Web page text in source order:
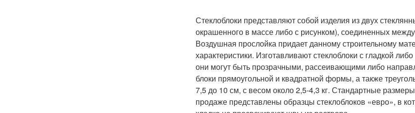
Стеклоблоки представляют собой изделия из двух
окрашенного в массе либо с рисунком), соединенных
Воздушная прослойка придает данному строительному
характеристики. Изготавливают стеклоблоки с гладкой
они могут быть прозрачными, рассеивающими либо
блоки прямоугольной и квадратной формы, а также
7,5 до 10 см, с весом около 2,5-4,3 кг. Стандартные
продаже представлены образцы стеклоблоков «евро», в